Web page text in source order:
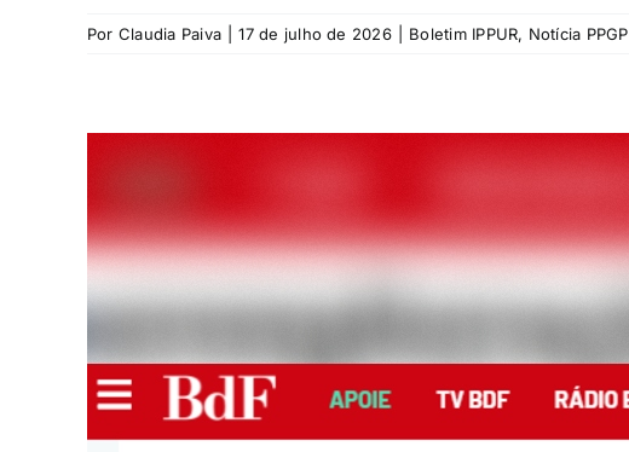
Por Claudia Paiva 17 de julho de 2026 Boletim IPPUR, Notícia